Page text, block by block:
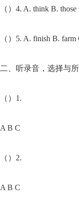
（）4. A. think B.
（）5. A. finish B. farm
二、听录音，选择与
（）1.
A B C
（）2.
A B C